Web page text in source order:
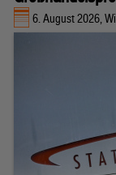
6. August 2026,